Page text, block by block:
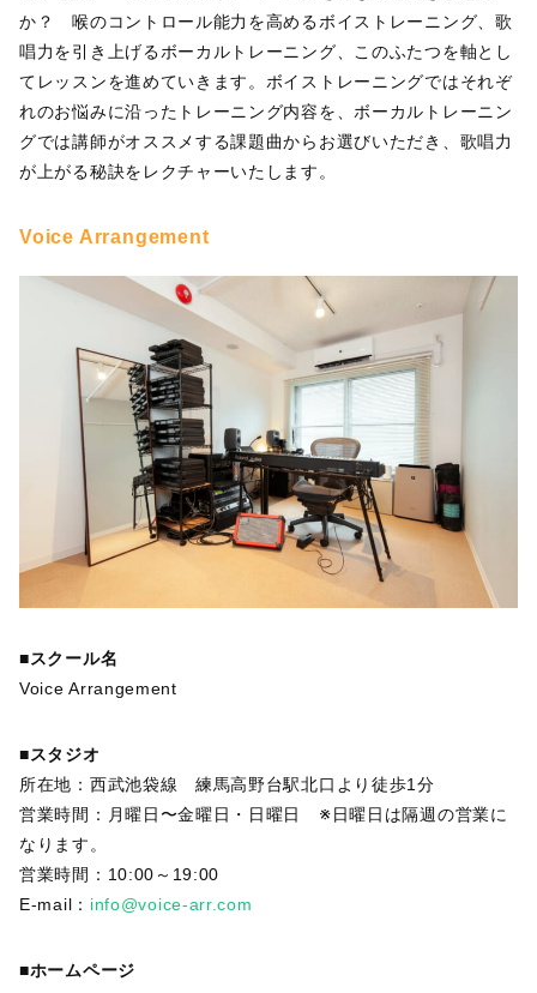
か？ 喉のコントロール能力を高めるボイストレーニング、歌
唱力を引き上げるボーカルトレーニング、このふたつを軸とし
てレッスンを進めていきます。ボイストレーニングではそれぞ
れのお悩みに沿ったトレーニング内容を、ボーカルトレーニン
グでは講師がオススメする課題曲からお選びいただき、歌唱力
が上がる秘訣をレクチャーいたします。
Voice Arrangement
■スクール名
Voice Arrangement
■スタジオ
所在地：西武池袋線 練馬高野台駅北口より徒歩1分
営業時間：月曜日〜金曜日・日曜日 ※日曜日は隔週の営業に
なります。
営業時間：10:00～19:00
E-mail： info@voice-arr.com
■ホームページ